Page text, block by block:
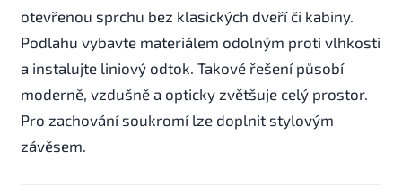
otevřenou sprchu bez klasických dveří či kabiny.
Podlahu vybavte materiálem odolným proti vlhkosti
a instalujte liniový odtok. Takové řešení působí
moderně, vzdušně a opticky zvětšuje celý prostor.
Pro zachování soukromí lze doplnit stylovým
závěsem.